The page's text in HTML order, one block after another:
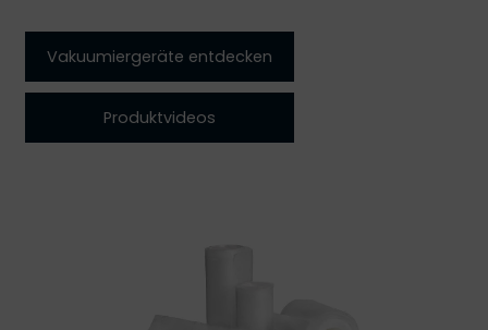
Vakuumiergeräte entdecken
Produktvideos